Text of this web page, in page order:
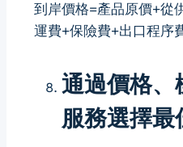
到岸價格=產品原價+從
運費+保險費+出口程序
通過價格、
服務選擇最